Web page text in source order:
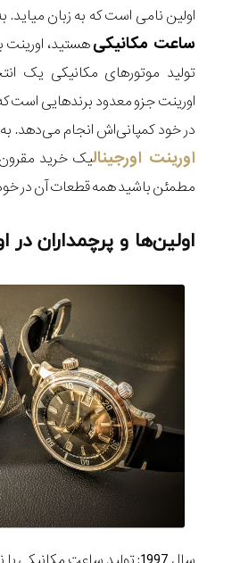
اولین نامی است که به زبان میاید.
ساعت مکانیکیهستید، اورینت
تولید موتورهای مکانیکی یک
اورینت جزو معدود برندهایی است
در خود کمپانی‌اش انجام می‌دهد.
اورینت اورجینالیک خرید
مطمئن باشید همه قطعات آن در
اولین‌ها و پرچمداران در